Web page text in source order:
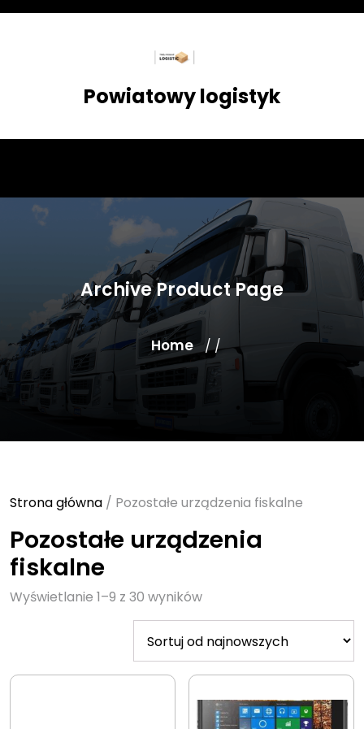
Skip
Powiatowy logistyk
Archive Product Page
Home / /
Strona główna / Pozostałe urządzenia fiskalne
Pozostałe urządzenia
fiskalne
Wyświetlanie 1–9 z 30 wynikówSorted
by
latest